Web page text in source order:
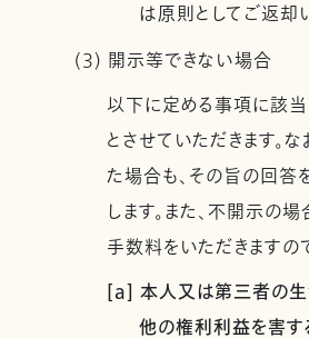
は原則としてご返却
(3) 開示等できない場合
以下に定める事項に該
とさせていただきます。
た場合も、その旨の回答
します。また、不開示の
手数料をいただきますの
[a] 本人又は第三者の生
他の権利利益を害す